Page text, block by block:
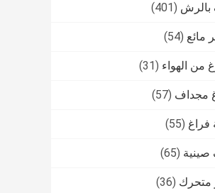
بالرش (401)
مائع (54)
الهواء (31)
مجداف (57)
(55)
(65)
(36)